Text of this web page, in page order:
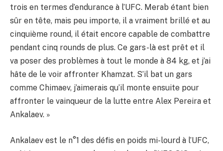
trois en termes d’endurance à l’UFC. Merab étant bien
sûr en tête, mais peu importe, il a vraiment brillé et au
cinquième round, il était encore capable de combattre
pendant cinq rounds de plus. Ce gars-là est prêt et il
va poser des problèmes à tout le monde à 84 kg, et j’ai
hâte de le voir affronter Khamzat. S’il bat un gars
comme Chimaev, j’aimerais qu’il monte ensuite pour
affronter le vainqueur de la lutte entre Alex Pereira et
Ankalaev. »
Ankalaev est le n°1 des défis en poids mi-lourd à l’UFC,